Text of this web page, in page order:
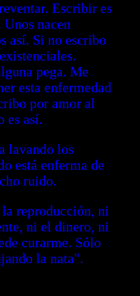
Escribir es
nacen
así. Si no escribo
pega. Me
esta enfermedad
por amor al
es así.
lavando los
está enferma de
ruido.
reproducción, ni
ni el dinero, ni
curarme. Sólo
la nata".